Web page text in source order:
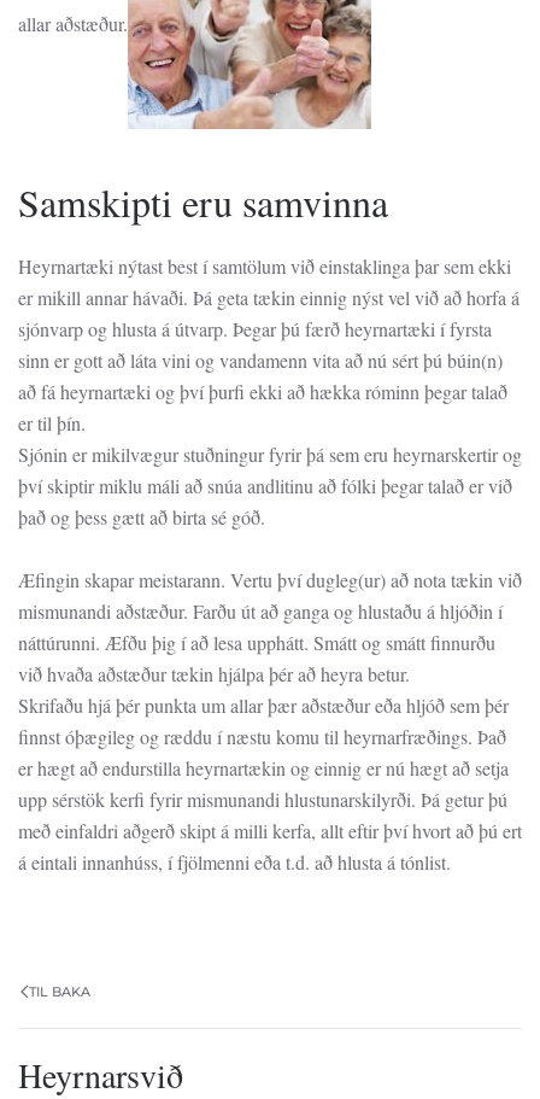
allar aðstæður.
Samskipti eru samvinna
Heyrnartæki nýtast best í samtölum við einstaklinga þar sem ekki
er mikill annar hávaði. Þá geta tækin einnig nýst vel við að horfa á
sjónvarp og hlusta á útvarp. Þegar þú færð heyrnartæki í fyrsta
sinn er gott að láta vini og vandamenn vita að nú sért þú búin(n)
að fá heyrnartæki og því þurfi ekki að hækka róminn þegar talað
er til þín.
Sjónin er mikilvægur stuðningur fyrir þá sem eru heyrnarskertir og
því skiptir miklu máli að snúa andlitinu að fólki þegar talað er við
það og þess gætt að birta sé góð.
Æfingin skapar meistarann. Vertu því dugleg(ur) að nota tækin við
mismunandi aðstæður. Farðu út að ganga og hlustaðu á hljóðin í
náttúrunni. Æfðu þig í að lesa upphátt. Smátt og smátt finnurðu
við hvaða aðstæður tækin hjálpa þér að heyra betur.
Skrifaðu hjá þér punkta um allar þær aðstæður eða hljóð sem þér
finnst óþægileg og ræddu í næstu komu til heyrnarfræðings. Það
er hægt að endurstilla heyrnartækin og einnig er nú hægt að setja
upp sérstök kerfi fyrir mismunandi hlustunarskilyrði. Þá getur þú
með einfaldri aðgerð skipt á milli kerfa, allt eftir því hvort að þú ert
á eintali innanhúss, í fjölmenni eða t.d. að hlusta á tónlist.
TIL BAKA
Heyrnarsvið